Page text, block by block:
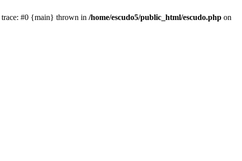
trace: #0 {main} thrown in /home/escudo5/public_html/escudo.php on